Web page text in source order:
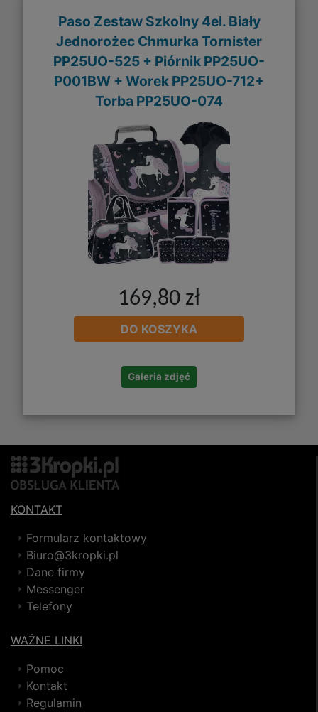
Paso Zestaw Szkolny 4el. Biały
Jednorożec Chmurka Tornister
PP25UO-525 + Piórnik PP25UO-
P001BW + Worek PP25UO-712+
Torba PP25UO-074
169,80 zł
DO KOSZYKA
Galeria zdjęć
KONTAKT
Formularz kontaktowy
Biuro@3kropki.pl
Dane firmy
Messenger
Telefony
WAŻNE LINKI
Pomoc
Kontakt
Regulamin